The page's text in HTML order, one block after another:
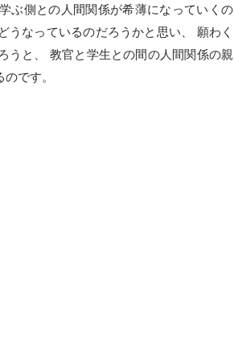
ぶ側との人間関係が希薄になっていくの
うなっているのだろうかと思い、 願わく
うと、 教官と学生との間の人間関係の親
です。